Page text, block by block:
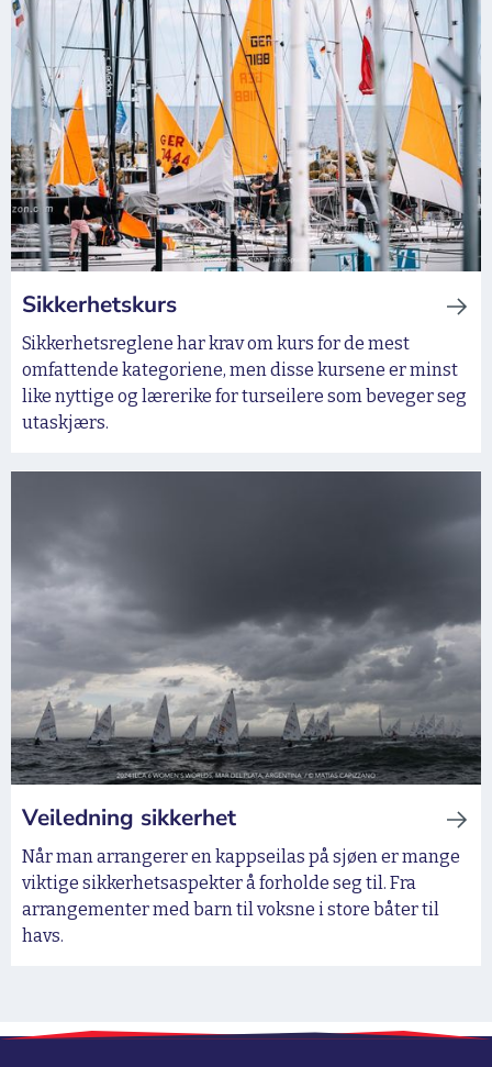
Sikkerhetskurs
Sikkerhetsreglene har krav om kurs for de mest
omfattende kategoriene, men disse kursene er minst
like nyttige og lærerike for turseilere som beveger seg
utaskjærs.
Veiledning sikkerhet
Når man arrangerer en kappseilas på sjøen er mange
viktige sikkerhetsaspekter å forholde seg til. Fra
arrangementer med barn til voksne i store båter til
havs.